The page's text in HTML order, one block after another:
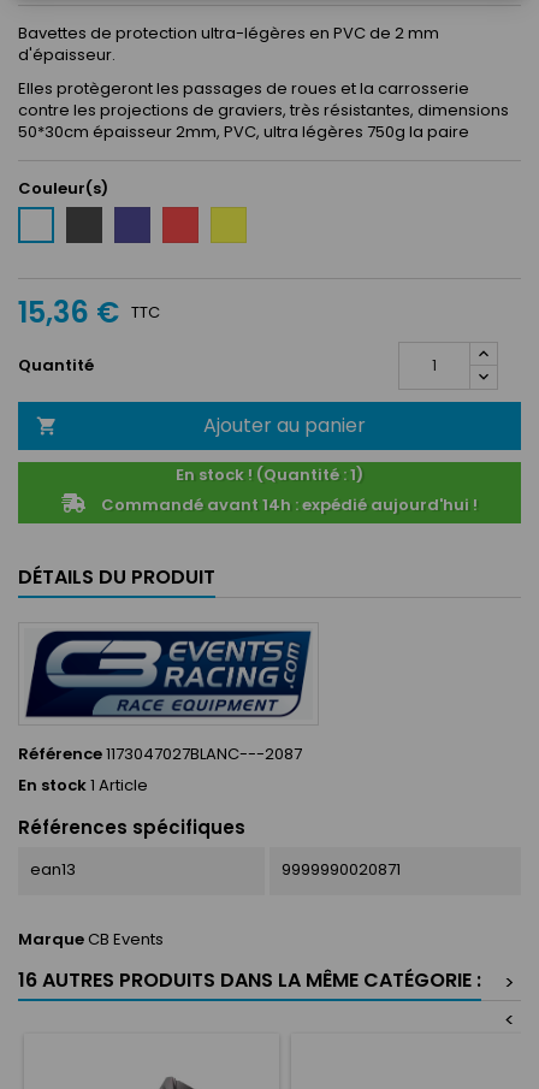
Bavettes de protection ultra-légères en PVC de 2 mm
d'épaisseur.
Elles protègeront les passages de roues et la carrosserie
contre les projections de graviers, très résistantes, dimensions
50*30cm épaisseur 2mm, PVC, ultra légères 750g la paire
Couleur(s)
15,36 € TTC
Quantité
 Ajouter au panier
En stock ! (Quantité : 1)
Commandé avant 14h : expédié aujourd'hui !
DÉTAILS DU PRODUIT
Référence1173047027BLANC---2087
En stock1 Article
Références spécifiques
ean13 9999990020871
MarqueCB Events
16 AUTRES PRODUITS DANS LA MÊME CATÉGORIE :
>
<